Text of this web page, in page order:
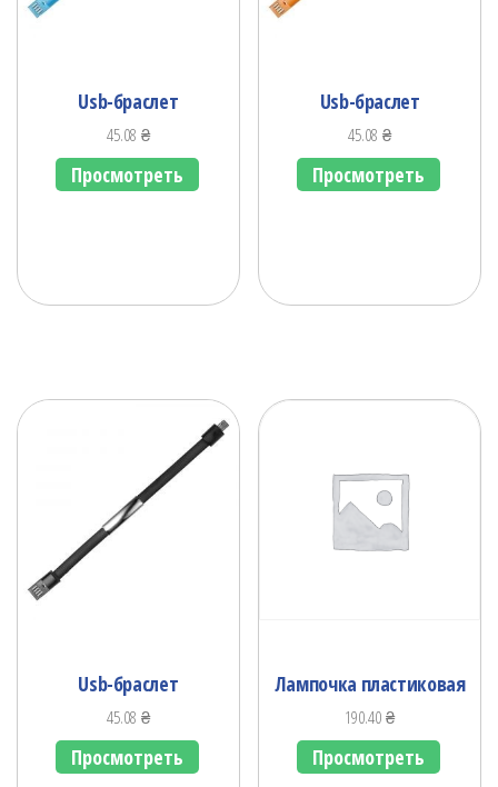
Usb-браслет
45.08 ₴
Просмотреть
Usb-браслет
45.08₴
Просмотреть
Usb-браслет
45.08 ₴
Просмотреть
Лампочка пластиковая
190.40₴
Просмотреть